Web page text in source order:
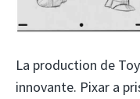
La production de
innovante. Pixar a